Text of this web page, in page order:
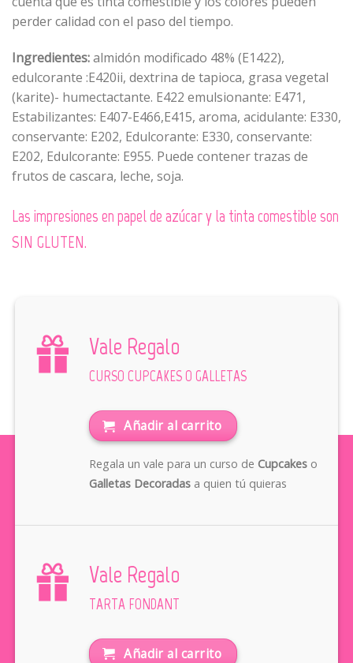
perder calidad con el paso del tiempo.
Ingredientes:almidón modificado 48% (E1422),
edulcorante :E420ii, dextrina de tapioca, grasa vegetal
(karite)- humectactante. E422 emulsionante: E471,
Estabilizantes: E407-E466,E415, aroma, acidulante: E330,
conservante: E202, Edulcorante: E330, conservante:
E202, Edulcorante: E955. Puede contener trazas de
frutos de cascara, leche, soja.
Las impresiones en papel de azúcar y la tinta comestible son
SIN GLUTEN.
Vale Regalo
CURSO CUPCAKES O GALLETAS
Añadir al carrito
Regala un vale para un curso de Cupcakeso
Galletas Decoradasa quien tú quieras
Vale Regalo
TARTA FONDANT
Añadir al carrito